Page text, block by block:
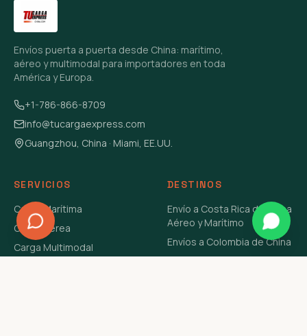
Envíos puerta a puerta desde China: marítimo,
aéreo y multimodal para importadores en toda
América y Europa.
+1-786-866-8709
info@tucargaexpress.com
Guangzhou, China · Miami, EE.UU.
SERVICIOS
Carga Marítima
Carga Aérea
Carga Multimodal
DESTINOS
Envío a Costa Rica de China
Aéreo y Marítimo
Envíos a Colombia de China